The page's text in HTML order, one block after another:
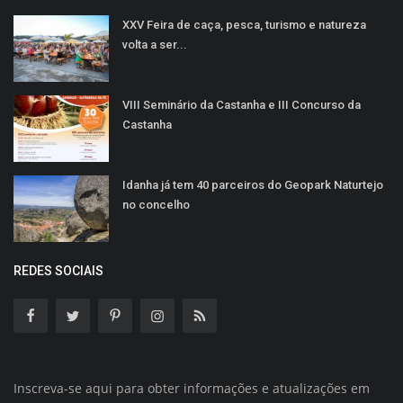
XXV Feira de caça, pesca, turismo e natureza
volta a ser...
VIII Seminário da Castanha e III Concurso da
Castanha
Idanha já tem 40 parceiros do Geopark Naturtejo
no concelho
REDES SOCIAIS
Inscreva-se aqui para obter informações e atualizações em